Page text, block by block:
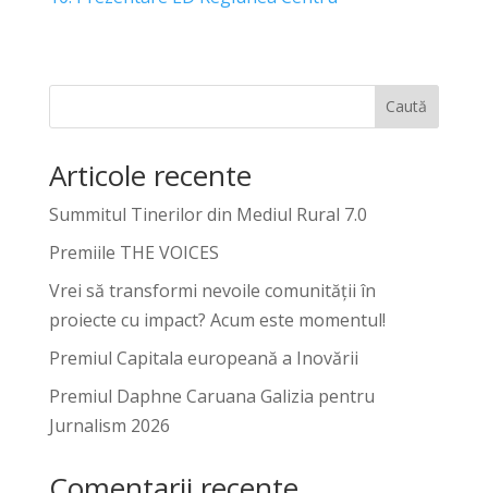
Caută
Articole recente
Summitul Tinerilor din Mediul Rural 7.0
Premiile THE VOICES
Vrei să transformi nevoile comunității în
proiecte cu impact? Acum este momentul!
Premiul Capitala europeană a Inovării
Premiul Daphne Caruana Galizia pentru
Jurnalism 2026